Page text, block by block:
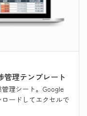
管理テンプレート
理シート。Google
ードしてエクセルで